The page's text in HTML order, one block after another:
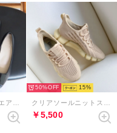
50% 15
￥5,500